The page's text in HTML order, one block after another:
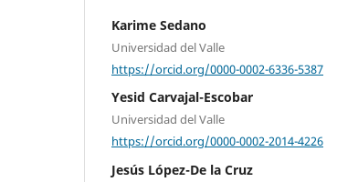
Karime Sedano
Universidad del Valle
https://orcid.org/0000-0002-6336-5387
Yesid Carvajal-Escobar
Universidad del Valle
https://orcid.org/0000-0002-2014-4226
Jesús López-De la Cruz